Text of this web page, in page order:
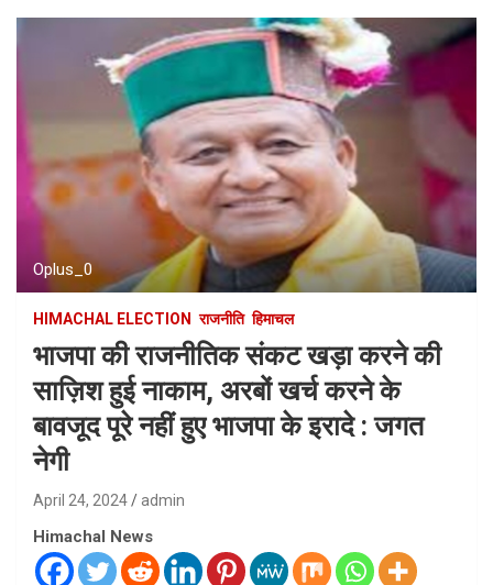
Oplus_0
HIMACHAL ELECTION राजनीति हिमाचल
भाजपा की राजनीतिक संकट खड़ा करने की
साज़िश हुई नाकाम, अरबों खर्च करने के
बावजूद पूरे नहीं हुए भाजपा के इरादे : जगत
नेगी
April 24, 2024 admin
Himachal News